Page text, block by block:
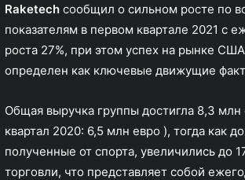
Raketech сообщил о сильном росте по
показателям в первом квартале 2021 с
роста 27%, при этом успех на рынке
определен как ключевые движущие
Общая выручка группы достигла 8,3
квартал 2020: 6,5 млн евро ), тогда как
полученные от спорта, увеличились до
торговли, что представляет собой